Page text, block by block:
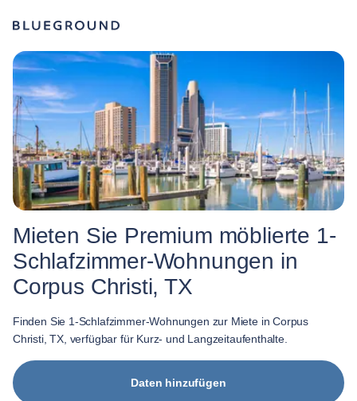
Mieten Sie Premium möblierte 1-
Schlafzimmer-Wohnungen in
Corpus Christi, TX
Finden Sie 1-Schlafzimmer-Wohnungen zur Miete in Corpus
Christi, TX, verfügbar für Kurz- und Langzeitaufenthalte.
Daten hinzufügen